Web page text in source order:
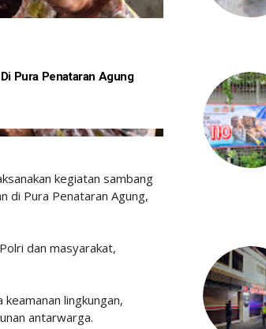
Pura Penataran Agung
kegiatan sambang
di Pura Penataran Agung,
dan masyarakat,
lingkungan,
antarwarga.